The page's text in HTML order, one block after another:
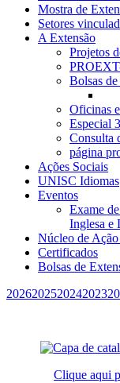
Mostra de
Setores
A Extensão
Projetos
Bolsas
Oficinas
Especial
Consulta
página
Ações Sociais
UNISC Idiomas
Eventos
Exame
Inglesa e
Núcleo de
Certificados
Bolsas de
2026202520242023
Clique aqui